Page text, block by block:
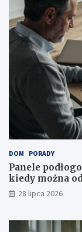
DOM PORADY
Panele
kiedy można
28 lipca 2026